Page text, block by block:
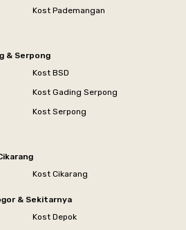
Kost Pademangan
& Serpong
Kost BSD
Kost Gading Serpong
Kost Serpong
Kost Cikarang
& Sekitarnya
Kost Depok